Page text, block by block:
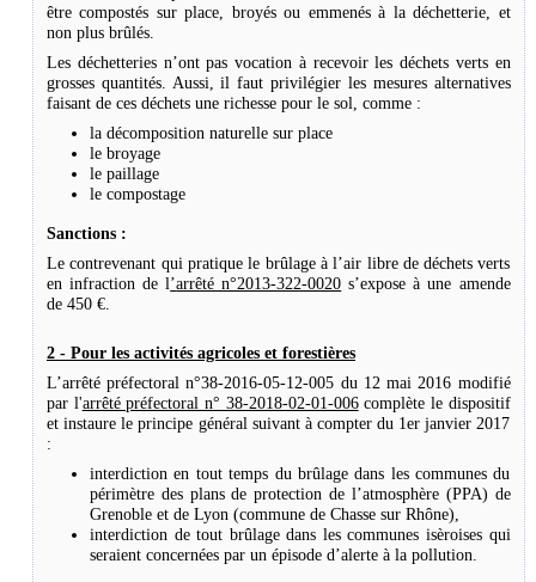
être compostés sur place, broyés ou emmenés à la déchetterie, et
non plus brûlés.
Les déchetteries n’ont pas vocation à recevoir les déchets verts en
grosses quantités. Aussi, il faut privilégier les mesures alternatives
faisant de ces déchets une richesse pour le sol, comme :
la décomposition naturelle sur place
le broyage
le paillage
le compostage
Sanctions :
Le contrevenant qui pratique le brûlage à l’air libre de déchets verts
en infraction de l ’arrêté n°2013-322-0020 s’expose à une amende
de 450 €.
2 - Pour les activités agricoles et forestières
L’arrêté préfectoral n°38-2016-05-12-005 du 12 mai 2016 modifié
par l'arrêté préfectoral n° 38-2018-02-01-006complète le dispositif
et instaure le principe général suivant à compter du 1er janvier 2017
:
interdiction en tout temps du brûlage dans les communes du
périmètre des plans de protection de l’atmosphère (PPA) de
Grenoble et de Lyon (commune de Chasse sur Rhône),
interdiction de tout brûlage dans les communes isèroises qui
seraient concernées par un épisode d’alerte à la pollution.